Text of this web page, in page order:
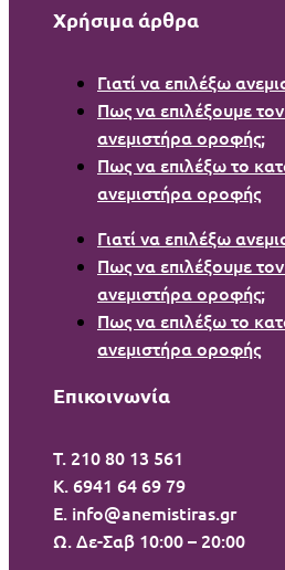
Χρήσιμα άρθρα
Γιατί να επιλέξω
Πως να επιλέξουμε
ανεμιστήρα οροφής;
Πως να επιλέξω το
ανεμιστήρα οροφής
Γιατί να επιλέξω
Πως να επιλέξουμε
ανεμιστήρα οροφής;
Πως να επιλέξω το
ανεμιστήρα οροφής
Επικοινωνία
T. 210 80 13 561
Κ. 6941 64 69 79
Ε. info@anemistiras.gr
Ω. Δε-Σαβ 10:00 – 20:00